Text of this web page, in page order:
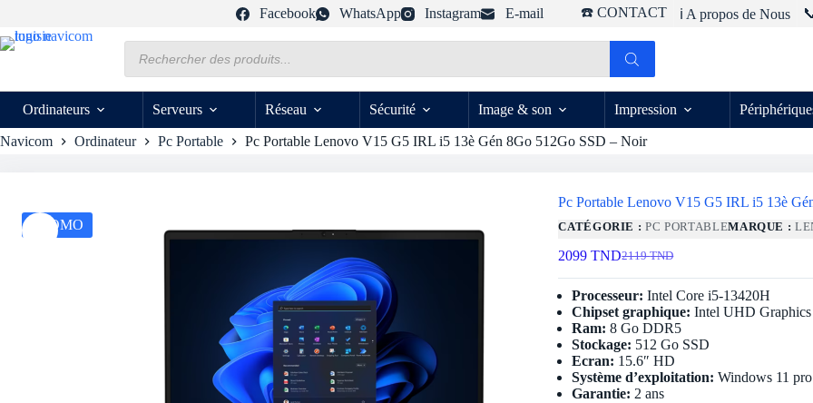
contenu
Facebook WhatsApp Instagram E-mail ☎️ CONTACT ℹ️ A propos de Nous
produits
Ordinateurs Serveurs Réseau Sécurité Image & son Impression
Navicom Ordinateur Pc Portable Pc Portable Lenovo V15 G5 IRL i5 13è Gén 8Go 512Go SSD – Noir
PROMO
Pc Portable Lenovo V15 G5 IRL i5 13è
CATÉGORIE :PC PORTABLEMARQUE :
2119TND
Le
prix
initial
était :
2119 TND.
2099TNDLe
prix
actuel
est :
2099 TND.
Processeur: Intel Core i5-13420H
Chipset graphique: Intel UHD Graphics
Ram: 8 Go DDR5
Stockage: 512 Go SSD
Ecran: 15.6″ HD
Système d’exploitation: Windows 11 pro
Garantie: 2 ans